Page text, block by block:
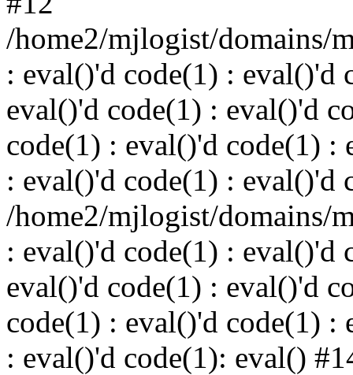
/home2/mjlogist/domains/
: eval()'d code(1) : eval()'d
eval()'d code(1) : eval()'d
code(1) : eval()'d code(1) :
: eval()'d code(1) : eval()'d
/home2/mjlogist/domains/
: eval()'d code(1) : eval()'d
eval()'d code(1) : eval()'d
code(1) : eval()'d code(1) :
: eval()'d code(1): eval()